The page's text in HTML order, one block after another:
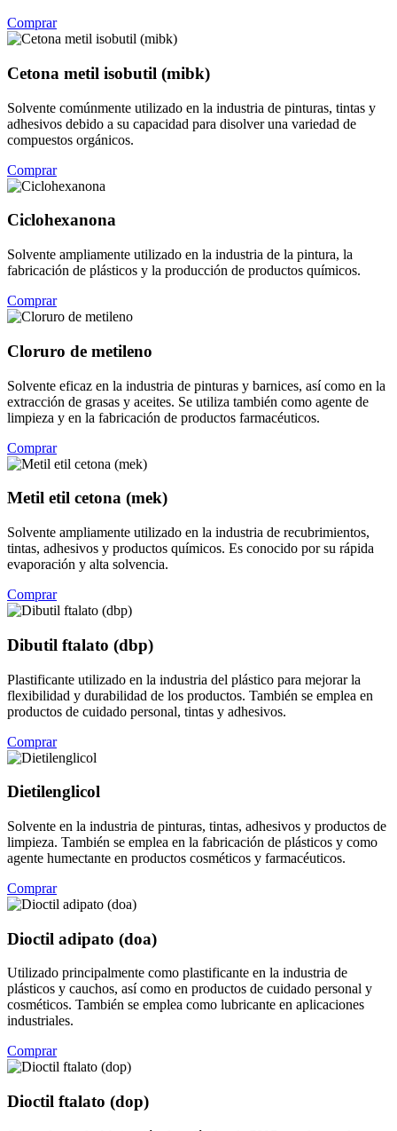
Comprar
Cetona metil isobutil (mibk)
Solvente comúnmente utilizado en la industria de pinturas, tintas y
adhesivos debido a su capacidad para disolver una variedad de
compuestos orgánicos.
Comprar
Ciclohexanona
Solvente ampliamente utilizado en la industria de la pintura, la
fabricación de plásticos y la producción de productos químicos.
Comprar
Cloruro de metileno
Solvente eficaz en la industria de pinturas y barnices, así como en la
extracción de grasas y aceites. Se utiliza también como agente de
limpieza y en la fabricación de productos farmacéuticos.
Comprar
Metil etil cetona (mek)
Solvente ampliamente utilizado en la industria de recubrimientos,
tintas, adhesivos y productos químicos. Es conocido por su rápida
evaporación y alta solvencia.
Comprar
Dibutil ftalato (dbp)
Plastificante utilizado en la industria del plástico para mejorar la
flexibilidad y durabilidad de los productos. También se emplea en
productos de cuidado personal, tintas y adhesivos.
Comprar
Dietilenglicol
Solvente en la industria de pinturas, tintas, adhesivos y productos de
limpieza. También se emplea en la fabricación de plásticos y como
agente humectante en productos cosméticos y farmacéuticos.
Comprar
Dioctil adipato (doa)
Utilizado principalmente como plastificante en la industria de
plásticos y cauchos, así como en productos de cuidado personal y
cosméticos. También se emplea como lubricante en aplicaciones
industriales.
Comprar
Dioctil ftalato (dop)